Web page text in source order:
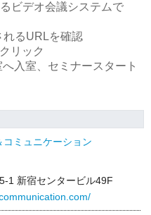
ビデオ会議システムで
れるURLを確認
リック
入室、セミナースタート
ミュニケーション
1 新宿センタービル49F